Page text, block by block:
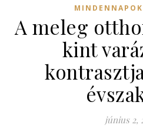
MINDENNAPOK
A meleg
kint
június 2,